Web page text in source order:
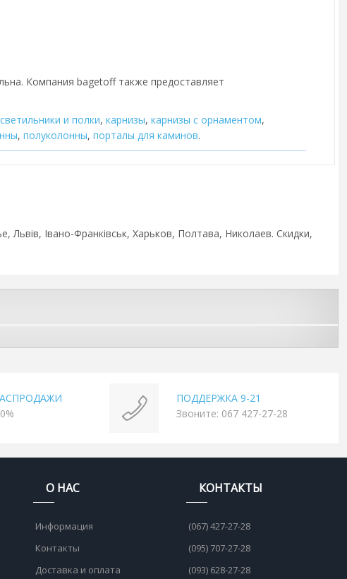
Компания bagetoff также предоставляет
cветильники и полки, карнизы, карнизы с орнаментом,
, полуколонны, порталы для каминов.
Івано-Франківськ, Харьков, Полтава, Николаев. Скидки,
ПОДДЕРЖКА 9-21
Звоните: 067 427-27-28
О НАС
Информация
Контакты
Доставка и оплата
КОНТАКТЫ
(067) 427-27-28
(095) 707-27-28
(093) 628-27-28